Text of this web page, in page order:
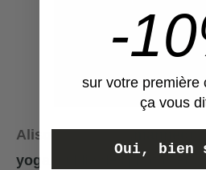
Alison Cossenet
yoga
, publie des photos et
-
sur votre première
ça vous
Oui, bien